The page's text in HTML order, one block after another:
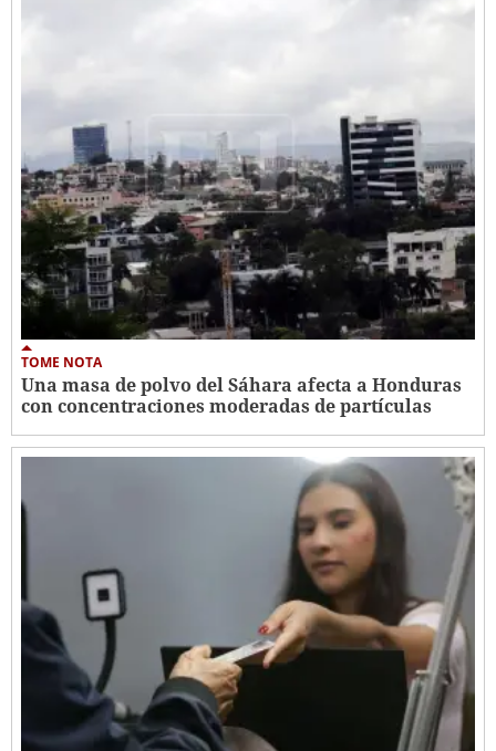
TOME NOTA
Una masa de polvo del Sáhara afecta a Honduras
con concentraciones moderadas de partículas